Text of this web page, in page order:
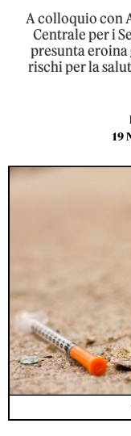
A colloquio con
Centrale per i
presunta eroina
rischi per la
19